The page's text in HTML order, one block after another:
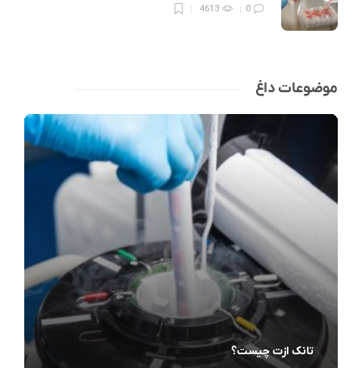
0
4613
موضوعات داغ
تانک ازت چیست؟